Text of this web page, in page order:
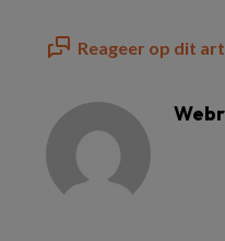
Reageer op dit